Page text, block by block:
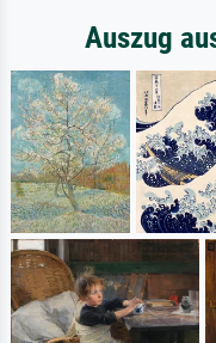
Auszug